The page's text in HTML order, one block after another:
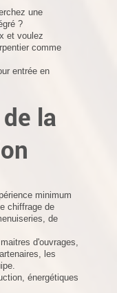
une
?
et voulez
comme
entrée en
la
minimum
chiffrage de
de
d'ouvrages,
les
énergétiques